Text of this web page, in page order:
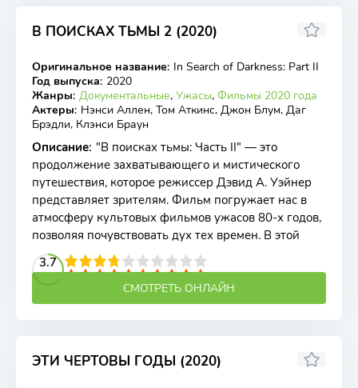
В ПОИСКАХ ТЬМЫ 2 (2020)
BDRip
7.95 7.9
Оригинальное название: In Search of Darkness: Part II
Год выпуска: 2020
Жанры: Документальные, Ужасы, Фильмы 2020 года
Актеры: Нэнси Аллен, Том Аткинс, Джон Блум, Даг
Брэдли, Клэнси Браун
Описание: "В поисках тьмы: Часть II" — это
продолжение захватывающего и мистического
путешествия, которое режиссер Дэвид А. Уэйнер
представляет зрителям. Фильм погружает нас в
атмосферу культовых фильмов ужасов 80-х годов,
позволяя почувствовать дух тех времен. В этой
3.7
4 5 6 7 8 9 10
СМОТРЕТЬ ОНЛАЙН
ЭТИ ЧЕРТОВЫ ГОДЫ (2020)
6.5